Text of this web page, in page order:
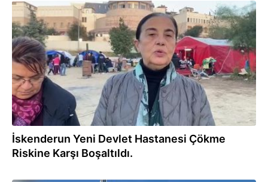
21.02.2023
İskenderun Yeni Devlet Hastanesi Çökme
Riskine Karşı Boşaltıldı.